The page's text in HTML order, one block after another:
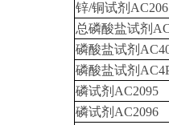
锌/铜试剂
总磷酸盐试剂
磷酸盐试剂
磷酸盐试剂
磷试剂AC2095
磷试剂AC2096